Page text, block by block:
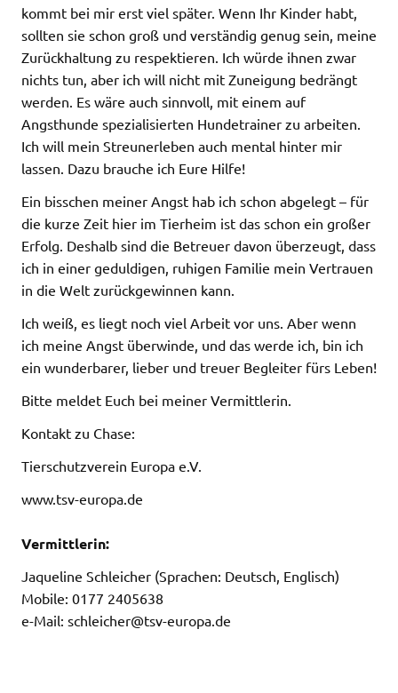
kommt bei mir erst viel später. Wenn Ihr Kinder habt,
sollten sie schon groß und verständig genug sein, meine
Zurückhaltung zu respektieren. Ich würde ihnen zwar
nichts tun, aber ich will nicht mit Zuneigung bedrängt
werden. Es wäre auch sinnvoll, mit einem auf
Angsthunde spezialisierten Hundetrainer zu arbeiten.
Ich will mein Streunerleben auch mental hinter mir
lassen. Dazu brauche ich Eure Hilfe!
Ein bisschen meiner Angst hab ich schon abgelegt – für
die kurze Zeit hier im Tierheim ist das schon ein großer
Erfolg. Deshalb sind die Betreuer davon überzeugt, dass
ich in einer geduldigen, ruhigen Familie mein Vertrauen
in die Welt zurückgewinnen kann.
Ich weiß, es liegt noch viel Arbeit vor uns. Aber wenn
ich meine Angst überwinde, und das werde ich, bin ich
ein wunderbarer, lieber und treuer Begleiter fürs Leben!
Bitte meldet Euch bei meiner Vermittlerin.
Kontakt zu Chase:
Tierschutzverein Europa e.V.
www.tsv-europa.de
Vermittlerin:
Jaqueline Schleicher (Sprachen: Deutsch, Englisch)
Mobile: 0177 2405638
e-Mail: schleicher@tsv-europa.de